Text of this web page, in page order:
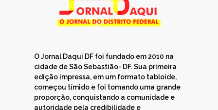
O Jornal Daqui DF foi fundado em 2010 na
cidade de São Sebastião- DF. Sua primeira
edição impressa, em um formato tabloide,
começou tímido e foi tomando uma grande
proporção, conquistando a comunidade e
autoridade pela credibilidade e